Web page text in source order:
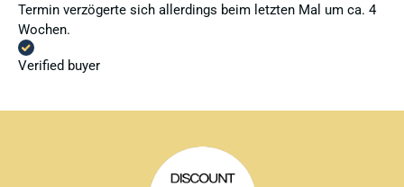
Termin verzögerte sich allerdings beim letzten Mal um ca. 4
Wochen.
Verified buyer